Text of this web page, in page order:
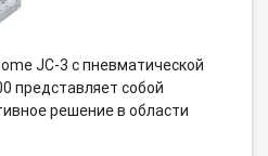
JC-3 c пневматической
представляет собой
решение в области